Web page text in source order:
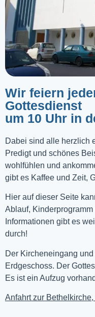
Wir feiern
Gottesdienst
um 10 Uhr in
Dabei sind alle herzlich
Predigt und schönes
wohlfühlen und
gibt es Kaffee und Zeit,
Hier auf dieser Seite
Ablauf,
Informationen gibt es
durch!
Der Kircheneingang
Erdgeschoss. Der
Es ist ein Aufzug
Anfahrt zur